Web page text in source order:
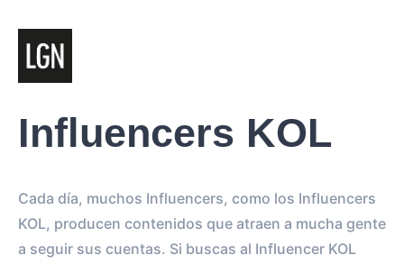
Influencers KOL
Cada día, muchos Influencers, como los Influencers
KOL, producen contenidos que atraen a mucha gente
a seguir sus cuentas. Si buscas al Influencer KOL